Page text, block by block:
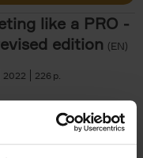
like a PRO -
edition (EN)
2022 226